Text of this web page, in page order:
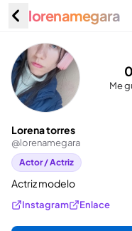
Lorena
lorenamegara
0
Me
Lorena torres
@lorenamegara
Actor / Actriz
Actriz modelo
Instagram Enlace